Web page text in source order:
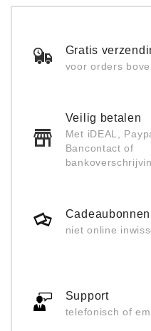
Gratis
voor orders
Veilig betalen
Met iDEAL,
Bancontact of
Cadeaubonnen
niet online
Support
telefonisch of